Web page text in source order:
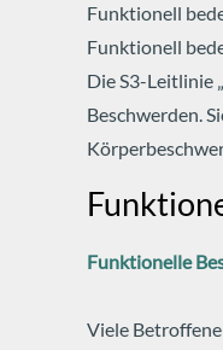
Funktionell
Funktionell
Die S3-Leitlinie
Beschwerden.
Funktionelle
Viele